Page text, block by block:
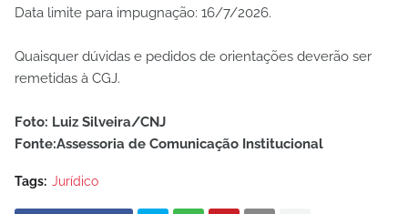
Data limite para impugnação: 16/7/2026.
Quaisquer dúvidas e pedidos de orientações deverão ser
remetidas à CGJ.
Foto: Luiz Silveira/CNJ
Fonte:Assessoria de Comunicação Institucional
Tags: Jurídico